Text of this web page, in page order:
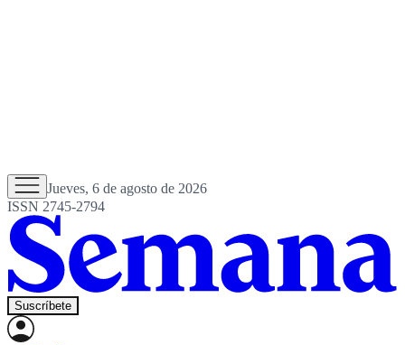
Jueves, 6 de agosto de 2026
ISSN 2745-2794
Suscríbete